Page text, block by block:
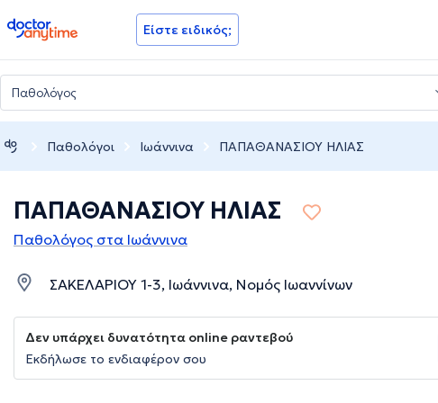
doctoranytime Είστε ειδικός;
Παθολόγοι Ιωάννινα ΠΑΠΑΘΑΝΑΣΙΟΥ ΗΛΙΑΣ
ΠΑΠΑΘΑΝΑΣΙΟΥ ΗΛΙΑΣ
Παθολόγος στα Ιωάννινα
ΣΑΚΕΛΑΡΙΟΥ 1-3, Ιωάννινα, Νομός Ιωαννίνων
Δεν υπάρχει δυνατότητα online ραντεβού
Εκδήλωσε το ενδιαφέρον σου